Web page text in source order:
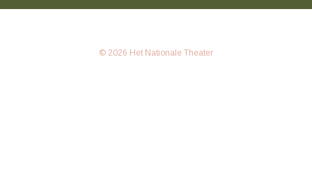
© 2026 Het Nationale Theater